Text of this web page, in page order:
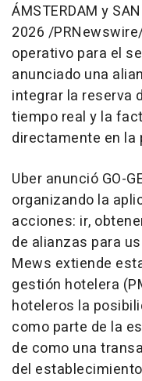
ÁMSTERDAM y
2026 /
operativo para el
anunciado una
integrar la reserva
tiempo real y la
directamente en
Uber anunció GO-
organizando la
acciones: ir,
de alianzas para
Mews extiende
gestión hotelera
hoteleros la
como parte de la
de como una
del